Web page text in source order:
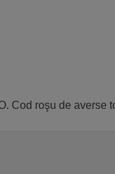
Cod roşu de averse